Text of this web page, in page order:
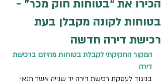
הכירו את "בטוחות חוק מכר" -
בטוחות לקונה מקבלן בעת
רכישת דירה חדשה
המקור החקיקתי לקבלת בטוחות מהיזם ברכישת
דירה
בניגוד לעסקת רכישת דירה יד שנייה אשר תנאי